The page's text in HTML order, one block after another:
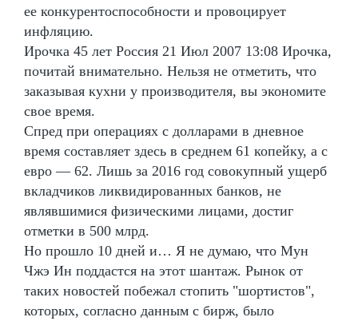
ее конкурентоспособности и провоцирует
инфляцию.
Ирочка 45 лет Россия 21 Июл 2007 13:08 Ирочка,
почитай внимательно. Нельзя не отметить, что
заказывая кухни у производителя, вы экономите
свое время.
Спред при операциях с долларами в дневное
время составляет здесь в среднем 61 копейку, а с
евро — 62. Лишь за 2016 год совокупный ущерб
вкладчиков ликвидированных банков, не
являвшимися физическими лицами, достиг
отметки в 500 млрд.
Но прошло 10 дней и… Я не думаю, что Мун
Чжэ Ин поддастся на этот шантаж. Рынок от
таких новостей побежал стопить "шортистов",
которых, согласно данным с бирж, было